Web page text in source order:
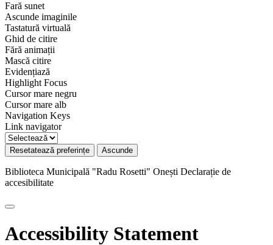
Fară sunet
Ascunde imaginile
Tastatură virtuală
Ghid de citire
Fără animații
Mască citire
Evidențiază
Highlight Focus
Cursor mare negru
Cursor mare alb
Navigation Keys
Link navigator
Resetatează preferințe Ascunde
Biblioteca Municipală "Radu Rosetti" Onești Declarație de
accesibilitate
Accessibility Statement